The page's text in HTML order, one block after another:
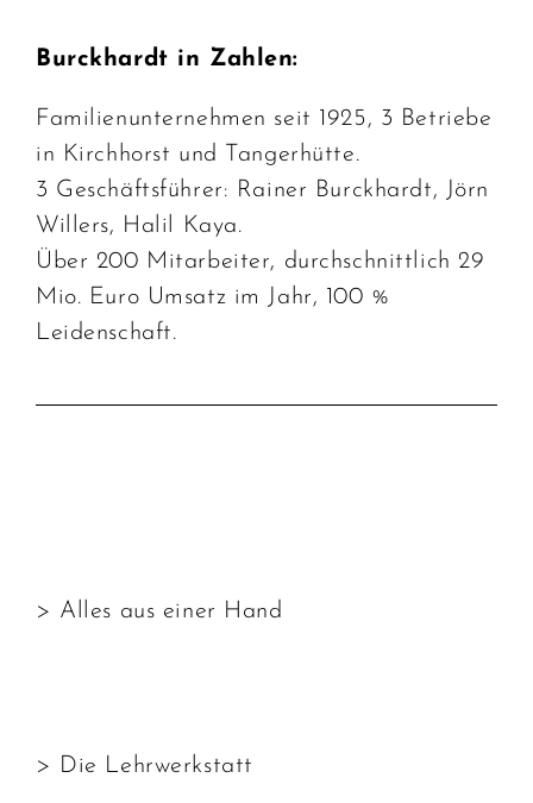
Burckhardt in Zahlen:
Familienunternehmen seit 1925, 3 Betriebe
in Kirchhorst und Tangerhütte.
3 Geschäftsführer: Rainer Burckhardt, Jörn
Willers, Halil Kaya.
Über 200 Mitarbeiter, durchschnittlich 29
Mio. Euro Umsatz im Jahr, 100 %
Leidenschaft.
> Alles aus einer Hand
> Die Lehrwerkstatt